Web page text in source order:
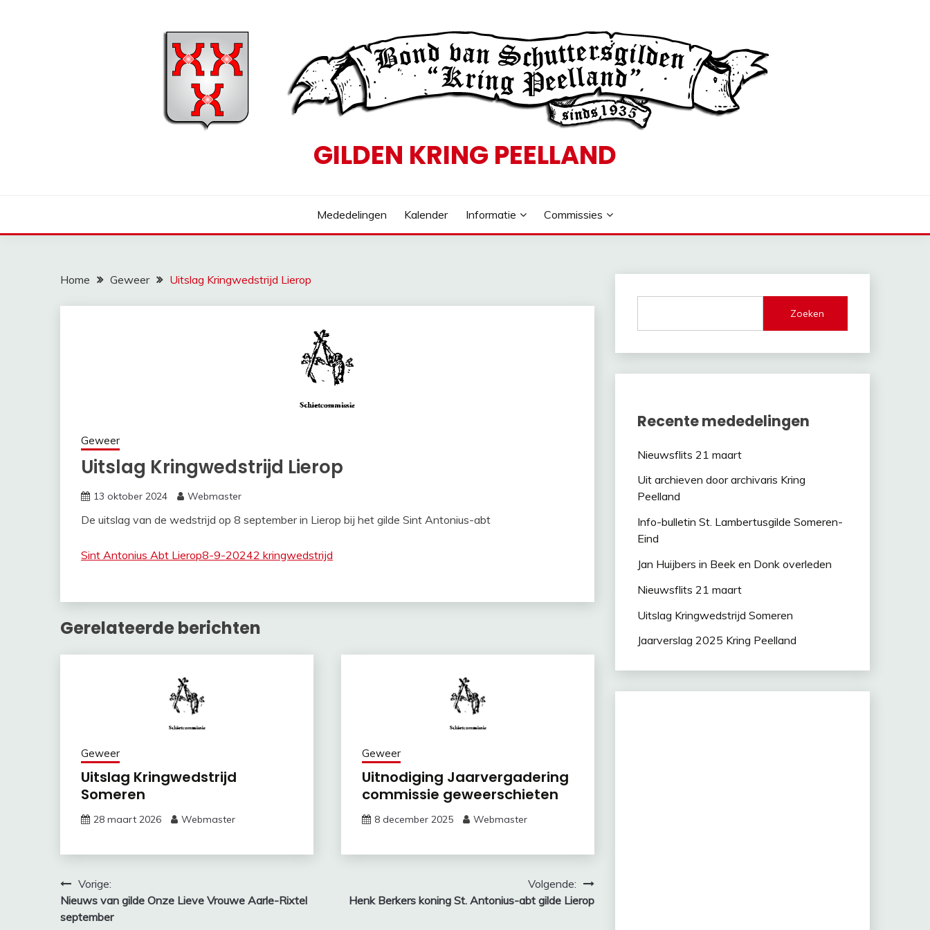
GILDEN KRING PEELLAND
Mededelingen Kalender Informatie Commissies
Home Geweer Uitslag Kringwedstrijd Lierop
Geweer
Uitslag Kringwedstrijd Lierop
13 oktober 2024 Webmaster
De uitslag van de wedstrijd op 8 september in Lierop bij het gilde Sint Antonius-abt
Sint Antonius Abt Lierop8-9-20242 kringwedstrijd
Gerelateerde berichten
Geweer
Uitslag Kringwedstrijd
Someren
28 maart 2026 Webmaster
Geweer
Uitnodiging Jaarvergadering
commissie geweerschieten
8 december 2025 Webmaster
Bericht
navigatie
Vorige:
Nieuws van gilde Onze Lieve Vrouwe Aarle-Rixtel
september
Volgende:
Henk Berkers koning St. Antonius-abt gilde Lierop
Zoeken
Recente mededelingen
Nieuwsflits 21 maart
Uit archieven door archivaris Kring
Peelland
Info-bulletin St. Lambertusgilde Someren-
Eind
Jan Huijbers in Beek en Donk overleden
Nieuwsflits 21 maart
Uitslag Kringwedstrijd Someren
Jaarverslag 2025 Kring Peelland